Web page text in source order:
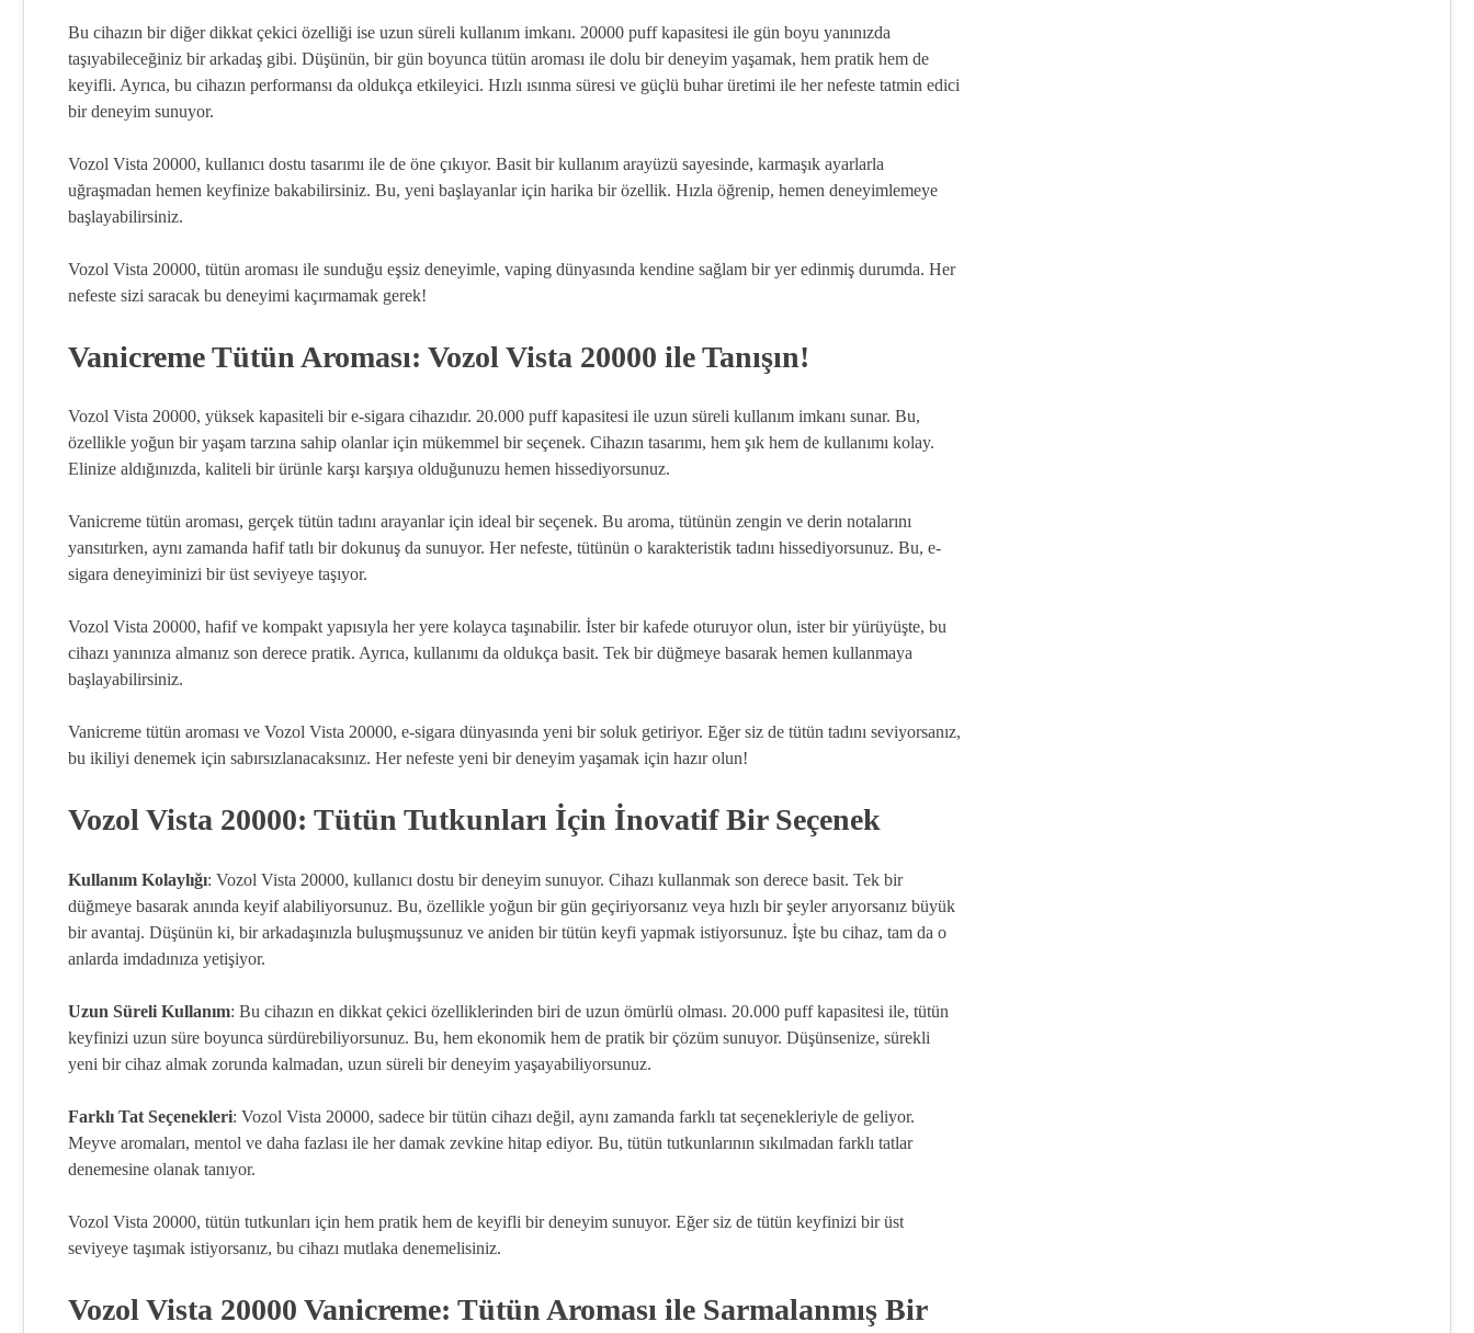
Bu cihazın bir diğer dikkat çekici özelliği ise uzun süreli kullanım imkanı. 20000 puff kapasitesi ile gün boyu yanınızda
taşıyabileceğiniz bir arkadaş gibi. Düşünün, bir gün boyunca tütün aroması ile dolu bir deneyim yaşamak, hem pratik hem de
keyifli. Ayrıca, bu cihazın performansı da oldukça etkileyici. Hızlı ısınma süresi ve güçlü buhar üretimi ile her nefeste tatmin edici
bir deneyim sunuyor.
Vozol Vista 20000, kullanıcı dostu tasarımı ile de öne çıkıyor. Basit bir kullanım arayüzü sayesinde, karmaşık ayarlarla
uğraşmadan hemen keyfinize bakabilirsiniz. Bu, yeni başlayanlar için harika bir özellik. Hızla öğrenip, hemen deneyimlemeye
başlayabilirsiniz.
Vozol Vista 20000, tütün aroması ile sunduğu eşsiz deneyimle, vaping dünyasında kendine sağlam bir yer edinmiş durumda. Her
nefeste sizi saracak bu deneyimi kaçırmamak gerek!
Vanicreme Tütün Aroması: Vozol Vista 20000 ile Tanışın!
Vozol Vista 20000, yüksek kapasiteli bir e-sigara cihazıdır. 20.000 puff kapasitesi ile uzun süreli kullanım imkanı sunar. Bu,
özellikle yoğun bir yaşam tarzına sahip olanlar için mükemmel bir seçenek. Cihazın tasarımı, hem şık hem de kullanımı kolay.
Elinize aldığınızda, kaliteli bir ürünle karşı karşıya olduğunuzu hemen hissediyorsunuz.
Vanicreme tütün aroması, gerçek tütün tadını arayanlar için ideal bir seçenek. Bu aroma, tütünün zengin ve derin notalarını
yansıtırken, aynı zamanda hafif tatlı bir dokunuş da sunuyor. Her nefeste, tütünün o karakteristik tadını hissediyorsunuz. Bu, e-
sigara deneyiminizi bir üst seviyeye taşıyor.
Vozol Vista 20000, hafif ve kompakt yapısıyla her yere kolayca taşınabilir. İster bir kafede oturuyor olun, ister bir yürüyüşte, bu
cihazı yanınıza almanız son derece pratik. Ayrıca, kullanımı da oldukça basit. Tek bir düğmeye basarak hemen kullanmaya
başlayabilirsiniz.
Vanicreme tütün aroması ve Vozol Vista 20000, e-sigara dünyasında yeni bir soluk getiriyor. Eğer siz de tütün tadını seviyorsanız,
bu ikiliyi denemek için sabırsızlanacaksınız. Her nefeste yeni bir deneyim yaşamak için hazır olun!
Vozol Vista 20000: Tütün Tutkunları İçin İnovatif Bir Seçenek
Kullanım Kolaylığı: Vozol Vista 20000, kullanıcı dostu bir deneyim sunuyor. Cihazı kullanmak son derece basit. Tek bir
düğmeye basarak anında keyif alabiliyorsunuz. Bu, özellikle yoğun bir gün geçiriyorsanız veya hızlı bir şeyler arıyorsanız büyük
bir avantaj. Düşünün ki, bir arkadaşınızla buluşmuşsunuz ve aniden bir tütün keyfi yapmak istiyorsunuz. İşte bu cihaz, tam da o
anlarda imdadınıza yetişiyor.
Uzun Süreli Kullanım: Bu cihazın en dikkat çekici özelliklerinden biri de uzun ömürlü olması. 20.000 puff kapasitesi ile, tütün
keyfinizi uzun süre boyunca sürdürebiliyorsunuz. Bu, hem ekonomik hem de pratik bir çözüm sunuyor. Düşünsenize, sürekli
yeni bir cihaz almak zorunda kalmadan, uzun süreli bir deneyim yaşayabiliyorsunuz.
Farklı Tat Seçenekleri: Vozol Vista 20000, sadece bir tütün cihazı değil, aynı zamanda farklı tat seçenekleriyle de geliyor.
Meyve aromaları, mentol ve daha fazlası ile her damak zevkine hitap ediyor. Bu, tütün tutkunlarının sıkılmadan farklı tatlar
denemesine olanak tanıyor.
Vozol Vista 20000, tütün tutkunları için hem pratik hem de keyifli bir deneyim sunuyor. Eğer siz de tütün keyfinizi bir üst
seviyeye taşımak istiyorsanız, bu cihazı mutlaka denemelisiniz.
Vozol Vista 20000 Vanicreme: Tütün Aroması ile Sarmalanmış Bir